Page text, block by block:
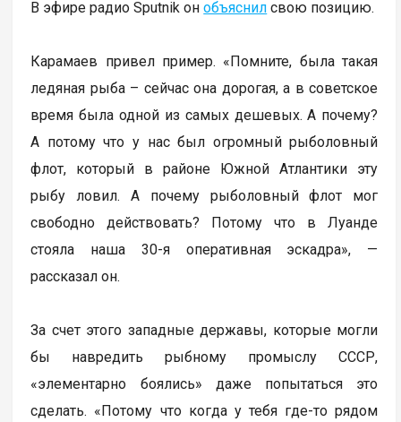
В эфире радио Sputnik онобъяснил свою позицию.
Карамаев привел пример. «Помните, была такая
ледяная рыба – сейчас она дорогая, а в советское
время была одной из самых дешевых. А почему?
А потому что у нас был огромный рыболовный
флот, который в районе Южной Атлантики эту
рыбу ловил. А почему рыболовный флот мог
свободно действовать? Потому что в Луанде
стояла наша 30-я оперативная эскадра», —
рассказал он.
За счет этого западные державы, которые могли
бы навредить рыбному промыслу СССР,
«элементарно боялись» даже попытаться это
сделать. «Потому что когда у тебя где-то рядом